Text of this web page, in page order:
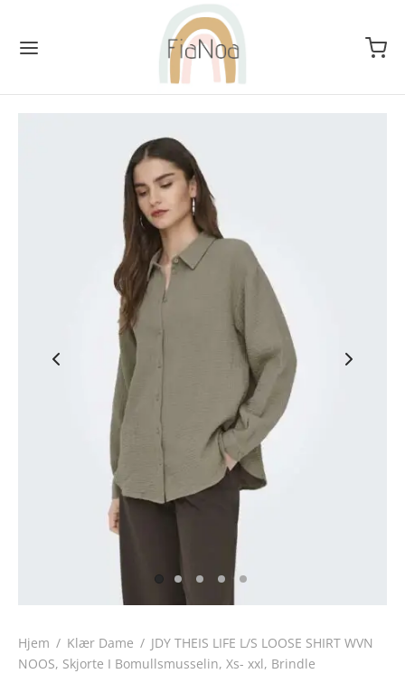
Hjem / Klær Dame / JDY THEIS LIFE L/S LOOSE SHIRT WVN
NOOS, Skjorte I Bomullsmusselin, Xs- xxl, Brindle